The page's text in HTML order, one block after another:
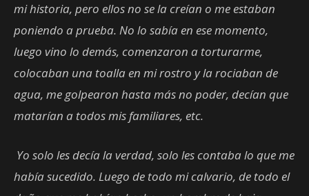
mi historia, pero ellos no se la creían o me estaban
poniendo a prueba. No lo sabía en ese momento,
luego vino lo demás, comenzaron a torturarme,
colocaban una toalla en mi rostro y la rociaban de
agua, me golpearon hasta más no poder, decían que
matarían a todos mis familiares, etc.
Yo solo les decía la verdad, solo les contaba lo que me
había sucedido. Luego de todo mi calvario, de todo el